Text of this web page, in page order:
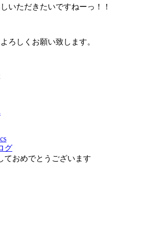
いただきたいですねーっ！！
ろしくお願い致します。
グ
ておめでとうございます